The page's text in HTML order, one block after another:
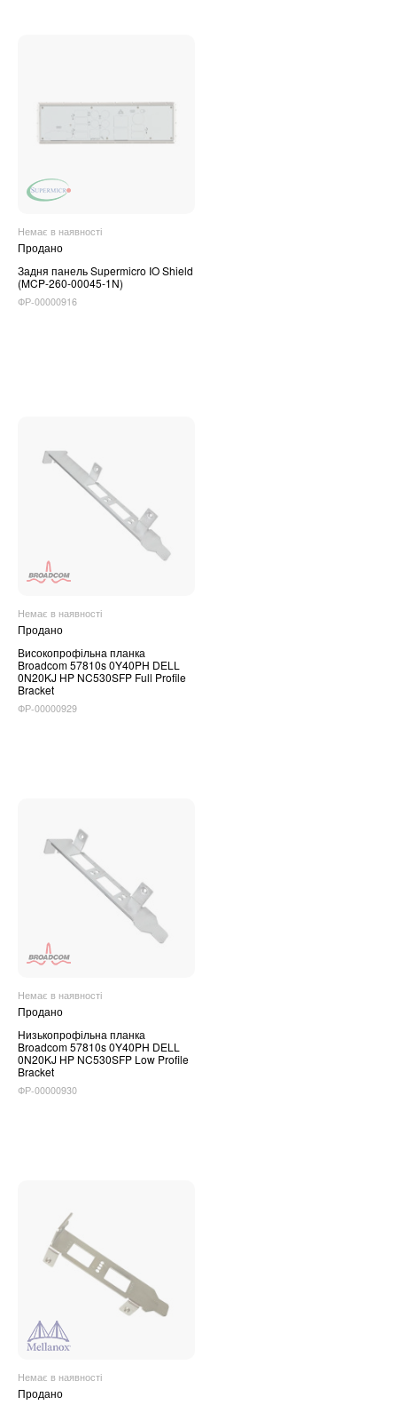
Немає в наявності
Продано
Задня панель Supermicro IO Shield
(MCP-260-00045-1N)
ФР-00000916
Немає в наявності
Продано
Високопрофільна планка
Broadcom 57810s 0Y40PH DELL
0N20KJ HP NC530SFP Full Profile
Bracket
ФР-00000929
Немає в наявності
Продано
Низькопрофільна планка
Broadcom 57810s 0Y40PH DELL
0N20KJ HP NC530SFP Low Profile
Bracket
ФР-00000930
Немає в наявності
Продано